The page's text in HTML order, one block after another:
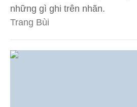
những gì ghi trên nhãn.
Trang Bùi